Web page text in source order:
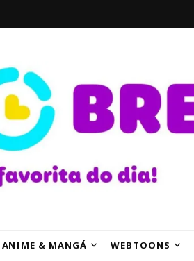
ANIME & MANGÁ WEBTOONS